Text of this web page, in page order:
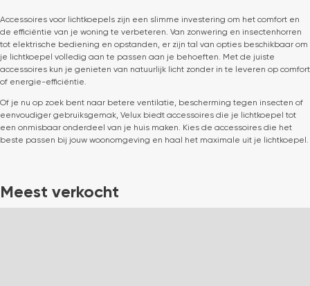
Accessoires voor lichtkoepels zijn een slimme investering om het comfort en
de efficiëntie van je woning te verbeteren. Van zonwering en insectenhorren
tot elektrische bediening en opstanden, er zijn tal van opties beschikbaar om
je lichtkoepel volledig aan te passen aan je behoeften. Met de juiste
accessoires kun je genieten van natuurlijk licht zonder in te leveren op comfort
of energie-efficiëntie.
Of je nu op zoek bent naar betere ventilatie, bescherming tegen insecten of
eenvoudiger gebruiksgemak, Velux biedt accessoires die je lichtkoepel tot
een onmisbaar onderdeel van je huis maken. Kies de accessoires die het
beste passen bij jouw woonomgeving en haal het maximale uit je lichtkoepel.
Meest verkocht